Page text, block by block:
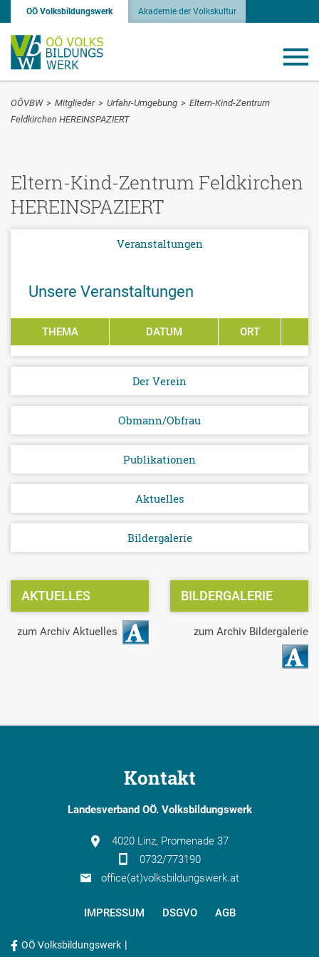
OÖ Volksbildungswerk Akademie der Volkskultur
OÖVBW > Mitglieder > Urfahr-Umgebung > Eltern-Kind-Zentrum
Feldkirchen HEREINSPAZIERT
Eltern-Kind-Zentrum Feldkirchen
HEREINSPAZIERT
Veranstaltungen
Unsere Veranstaltungen
THEMA DATUM ORT
Der Verein
Obmann/Obfrau
Publikationen
Aktuelles
Bildergalerie
AKTUELLES
zum Archiv Aktuelles
BILDERGALERIE
zum Archiv Bildergalerie
Kontakt
Landesverband OÖ. Volksbildungswerk
4020 Linz, Promenade 37
0732/773190
office(at)volksbildungswerk.at
IMPRESSUM DSGVO AGB
OÖ Volksbildungswerk |